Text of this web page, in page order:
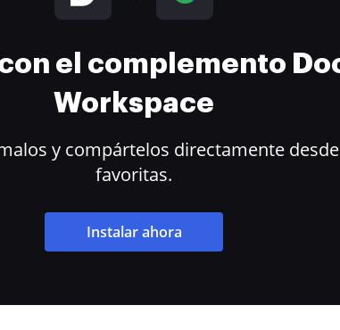
el complemento
Workspace
y compártelos directamente
favoritas.
Instalar ahora